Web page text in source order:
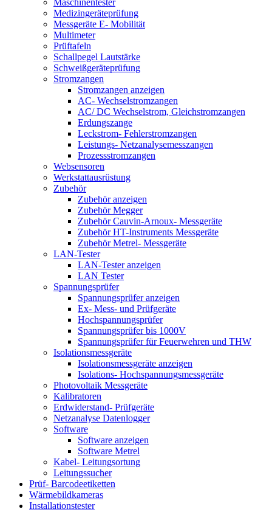
Maschinentester
Medizingeräteprüfung
Messgeräte E- Mobilität
Multimeter
Prüftafeln
Schallpegel Lautstärke
Schweißgeräteprüfung
Stromzangen
Stromzangen anzeigen
AC- Wechselstromzangen
AC/ DC Wechselstrom, Gleichstromzangen
Erdungszange
Leckstrom- Fehlerstromzangen
Leistungs- Netzanalysemesszangen
Prozessstromzangen
Websensoren
Werkstattausrüstung
Zubehör
Zubehör anzeigen
Zubehör Megger
Zubehör Cauvin-Arnoux- Messgeräte
Zubehör HT-Instruments Messgeräte
Zubehör Metrel- Messgeräte
LAN-Tester
LAN-Tester anzeigen
LAN Tester
Spannungsprüfer
Spannungsprüfer anzeigen
Ex- Mess- und Prüfgeräte
Hochspannungsprüfer
Spannungsprüfer bis 1000V
Spannungsprüfer für Feuerwehren und THW
Isolationsmessgeräte
Isolationsmessgeräte anzeigen
Isolations- Hochspannungsmessgeräte
Photovoltaik Messgeräte
Kalibratoren
Erdwiderstand- Prüfgeräte
Netzanalyse Datenlogger
Software
Software anzeigen
Software Metrel
Kabel- Leitungsortung
Leitungssucher
Prüf- Barcodeetiketten
Wärmebildkameras
Installationstester